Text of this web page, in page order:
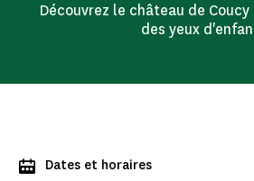
Découvrez le château de
des yeux
Dates et horaires